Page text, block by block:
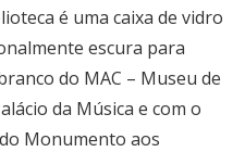
é uma caixa de vidro
escura para
do MAC – Museu de
da Música e com o
Monumento aos